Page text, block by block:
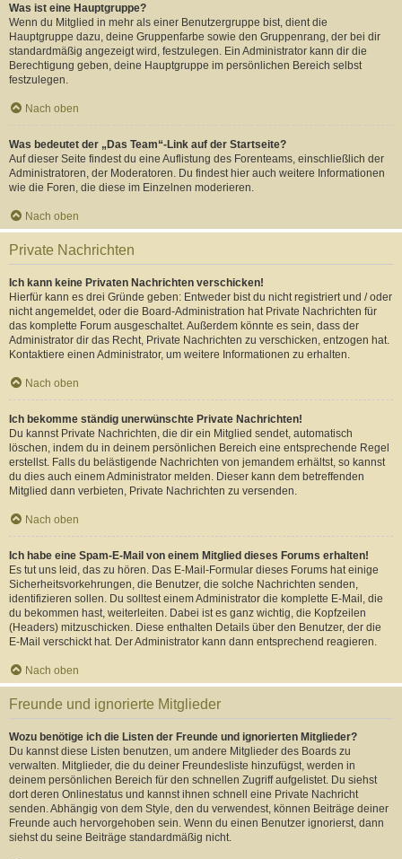
Was ist eine Hauptgruppe?
Wenn du Mitglied in mehr als einer Benutzergruppe bist, dient die
Hauptgruppe dazu, deine Gruppenfarbe sowie den Gruppenrang, der bei dir
standardmäßig angezeigt wird, festzulegen. Ein Administrator kann dir die
Berechtigung geben, deine Hauptgruppe im persönlichen Bereich selbst
festzulegen.
Nach oben
Was bedeutet der „Das Team“-Link auf der Startseite?
Auf dieser Seite findest du eine Auflistung des Forenteams, einschließlich der
Administratoren, der Moderatoren. Du findest hier auch weitere Informationen
wie die Foren, die diese im Einzelnen moderieren.
Nach oben
Private Nachrichten
Ich kann keine Privaten Nachrichten verschicken!
Hierfür kann es drei Gründe geben: Entweder bist du nicht registriert und / oder
nicht angemeldet, oder die Board-Administration hat Private Nachrichten für
das komplette Forum ausgeschaltet. Außerdem könnte es sein, dass der
Administrator dir das Recht, Private Nachrichten zu verschicken, entzogen hat.
Kontaktiere einen Administrator, um weitere Informationen zu erhalten.
Nach oben
Ich bekomme ständig unerwünschte Private Nachrichten!
Du kannst Private Nachrichten, die dir ein Mitglied sendet, automatisch
löschen, indem du in deinem persönlichen Bereich eine entsprechende Regel
erstellst. Falls du belästigende Nachrichten von jemandem erhältst, so kannst
du dies auch einem Administrator melden. Dieser kann dem betreffenden
Mitglied dann verbieten, Private Nachrichten zu versenden.
Nach oben
Ich habe eine Spam-E-Mail von einem Mitglied dieses Forums erhalten!
Es tut uns leid, das zu hören. Das E-Mail-Formular dieses Forums hat einige
Sicherheitsvorkehrungen, die Benutzer, die solche Nachrichten senden,
identifizieren sollen. Du solltest einem Administrator die komplette E-Mail, die
du bekommen hast, weiterleiten. Dabei ist es ganz wichtig, die Kopfzeilen
(Headers) mitzuschicken. Diese enthalten Details über den Benutzer, der die
E-Mail verschickt hat. Der Administrator kann dann entsprechend reagieren.
Nach oben
Freunde und ignorierte Mitglieder
Wozu benötige ich die Listen der Freunde und ignorierten Mitglieder?
Du kannst diese Listen benutzen, um andere Mitglieder des Boards zu
verwalten. Mitglieder, die du deiner Freundesliste hinzufügst, werden in
deinem persönlichen Bereich für den schnellen Zugriff aufgelistet. Du siehst
dort deren Onlinestatus und kannst ihnen schnell eine Private Nachricht
senden. Abhängig von dem Style, den du verwendest, können Beiträge deiner
Freunde auch hervorgehoben sein. Wenn du einen Benutzer ignorierst, dann
siehst du seine Beiträge standardmäßig nicht.